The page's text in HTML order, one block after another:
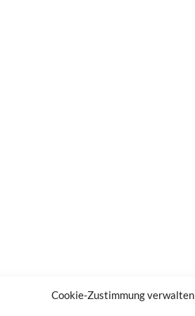
Cookie-Zustimmung verwalten